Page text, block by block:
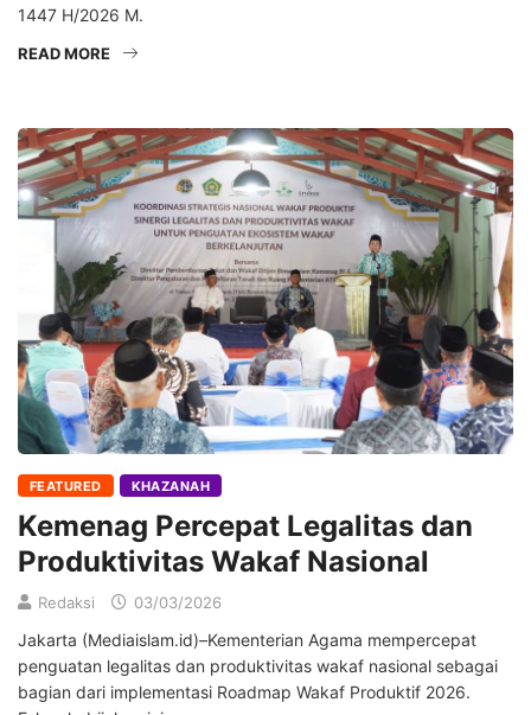
1447 H/2026 M.
READ MORE
FEATURED KHAZANAH
Kemenag Percepat Legalitas dan
Produktivitas Wakaf Nasional
Redaksi 03/03/2026
Jakarta (Mediaislam.id)–Kementerian Agama mempercepat
penguatan legalitas dan produktivitas wakaf nasional sebagai
bagian dari implementasi Roadmap Wakaf Produktif 2026.